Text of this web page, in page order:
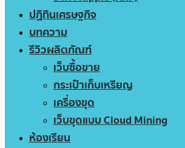
ปฏิทินเศรษฐกิจ
บทความ
รีวิวผลิตภัณฑ์
เว็บซื้อขาย
กระเป๋าเก็บเหรียญ
เครื่องขุด
เว็บขุดแบบ Cloud Mining
ห้องเรียน